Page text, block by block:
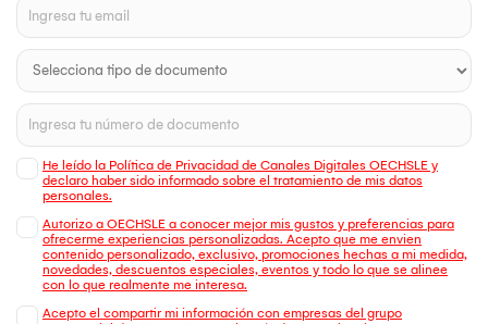
He leído la Política de Privacidad de Canales Digitales OECHSLE y
declaro haber sido informado sobre el tratamiento de mis datos
personales.
Autorizo a OECHSLE a conocer mejor mis gustos y preferencias para
ofrecerme experiencias personalizadas. Acepto que me envien
contenido personalizado, exclusivo, promociones hechas a mi medida,
novedades, descuentos especiales, eventos y todo lo que se alinee
con lo que realmente me interesa.
Acepto el compartir mi información con empresas del grupo